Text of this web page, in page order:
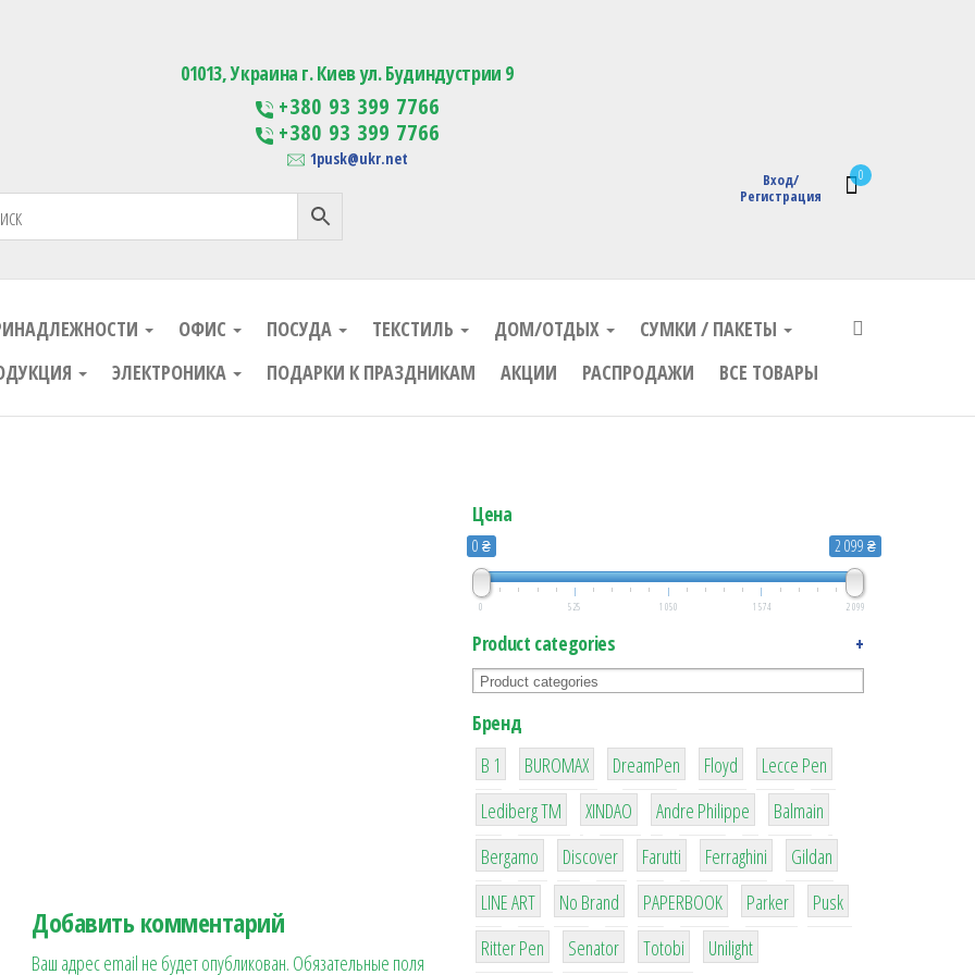
Изготовление сувенирной продукции с логотипом
0
Вход/
Регистрация
01013, Украина г. Киев ул. Будиндустрии 9
+380 93 399 7766
+380 93 399 7766
1pusk@ukr.net
ОФИС ПОСУДА ТЕКСТИЛЬ ДОМ/ОТДЫХ
СУМКИ / ПАКЕТЫ
ЭЛЕКТРОНИКА ПОДАРКИ К ПРАЗДНИКАМ АКЦИИ РАСПРОДАЖИ ВСЕ ТОВАРЫ
Добавить комментарий
Ваш адрес email не будет опубликован. Обязательные поля
Цена
0 ₴ 2 099 ₴
0 525 1 050 1 574 2 099
Product categories +
Бренд
B 1
1
BUROMAX
1
DreamPen
2
Floyd
2
Lecce Pen
3
Lediberg ТМ
3
XINDAO
1
Andre Philippe
4
Balmain
26
Bergamo
64
Discover
299
Farutti
4
Ferraghini
42
Gildan
4
LINE ART
90
No Brand
8
PAPERBOOK
6
Parker
2
Pusk
22
Ritter Pen
15
Senator
43
Totobi
1
Unilight